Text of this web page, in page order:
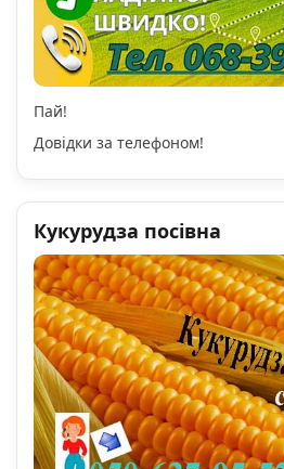
Пай!
Довідки за телефоном!
Кукурудза посівна